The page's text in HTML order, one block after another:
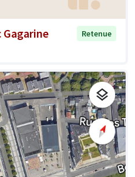
Gagarine
Retenue